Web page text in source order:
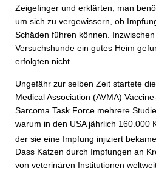
Zeigefinger und erklärten, man
um sich zu vergewissern, ob
Schäden führen können.
Versuchshunde ein gutes Heim
erfolgten nicht.
Ungefähr zur selben Zeit startete
Medical Association (AVMA)
Sarcoma Task Force mehrere
warum in den USA jährlich 160.000
der sie eine Impfung injiziert
Dass Katzen durch Impfungen an
von veterinären Institutionen